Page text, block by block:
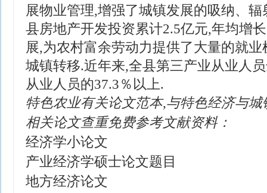
展物业管理,增强了城镇发展的吸纳、
县房地产开发投资累计2.5亿元,年均增
展,为农村富余劳动力提供了大量的就
城镇转移.近年来,全县第三产业从业人
从业人员的37.3％以上.
特色农业有关论文范本,与特色经济与
相关论文查重免费参考文献资料：
经济学小论文
产业经济学硕士论文题目
地方经济论文